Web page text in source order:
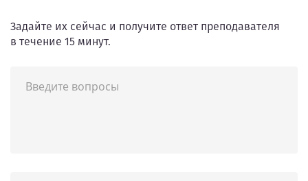
Задайте их сейчас и получите ответ преподавателя
в течение 15 минут.